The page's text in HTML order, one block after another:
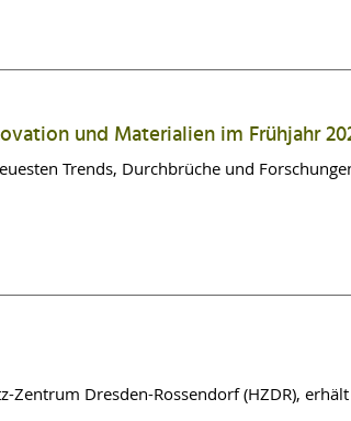
und Materialien im Frühjahr
Trends, Durchbrüche und
Dresden-Rossendorf (HZDR),